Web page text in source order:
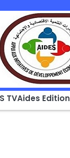
TVAides Edition